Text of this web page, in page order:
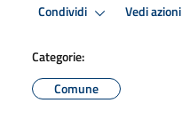
Condividi Vedi azioni
Categorie:
Comune